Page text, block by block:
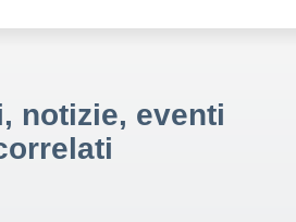
notizie, eventi